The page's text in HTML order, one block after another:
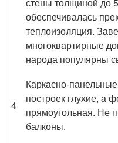
обеспечивалась
теплоизоляция.
многоквартирные
народа популярны
4
Каркасно-
построек глухие, а
прямоугольная. Не
балконы.